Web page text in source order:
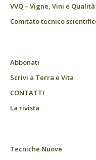
VVQ – Vigne, Vini e Qualità
Comitato tecnico
Abbonati
Scrivi a Terra e Vita
CONTATTI
La rivista
Tecniche Nuove